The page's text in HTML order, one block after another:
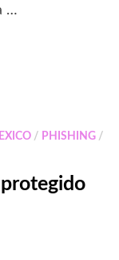
…
/ PHISHING/